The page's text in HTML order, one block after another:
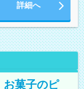
詳細へ
お菓子のピ